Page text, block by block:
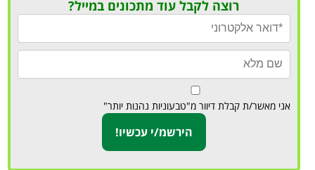
רוצה לקבל עוד מתכונים במייל?
אני מאשר/ת קבלת דיוור מ"טבעוניות נהנות יותר"